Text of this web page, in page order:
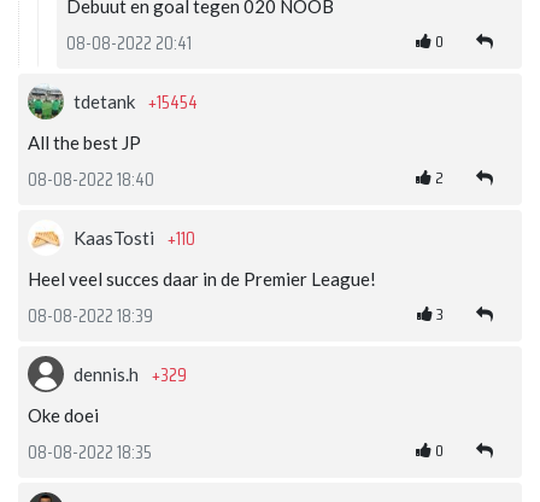
Debuut en goal tegen 020 NOOB
08-08-2022 20:41 0
tdetank +15454
All the best JP
08-08-2022 18:40 2
KaasTosti +110
Heel veel succes daar in de Premier League!
08-08-2022 18:39 3
dennis.h +329
Oke doei
08-08-2022 18:35 0